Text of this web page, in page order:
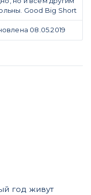
Good Big Short
08.05.2019
год живут